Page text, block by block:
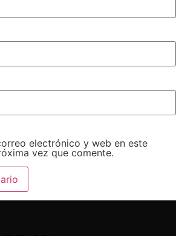
electrónico y web en este
vez que comente.